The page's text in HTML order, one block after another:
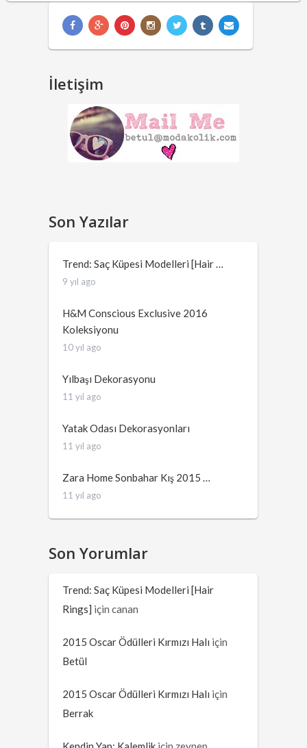
İletişim
Son Yazılar
Trend: Saç Küpesi Modelleri [Hair …
9 yıl ago
H&M Conscious Exclusive 2016
Koleksiyonu
10 yıl ago
Yılbaşı Dekorasyonu
11 yıl ago
Yatak Odası Dekorasyonları
11 yıl ago
Zara Home Sonbahar Kış 2015 …
11 yıl ago
Son Yorumlar
Trend: Saç Küpesi Modelleri [Hair
Rings] içincanan
2015 Oscar Ödülleri Kırmızı Halı için
Betül
2015 Oscar Ödülleri Kırmızı Halı için
Berrak